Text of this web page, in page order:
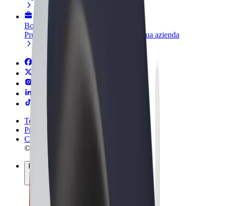
Bolt per le aziende
Prodotti e servizi Bolt scalabili per la tua azienda
Termini e condizioni
Privacy
Cookies
© 2026 Bolt Technology OÜ
Prodotti
Corse